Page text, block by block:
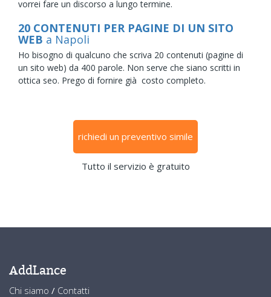
vorrei fare un discorso a lungo termine.
20 CONTENUTI PER PAGINE DI UN SITO
WEB a Napoli
Ho bisogno di qualcuno che scriva 20 contenuti (pagine di
un sito web) da 400 parole. Non serve che siano scritti in
ottica seo. Prego di fornire già costo completo.
richiedi un preventivo simile
Tutto il servizio è gratuito
AddLance
Chi siamo / Contatti